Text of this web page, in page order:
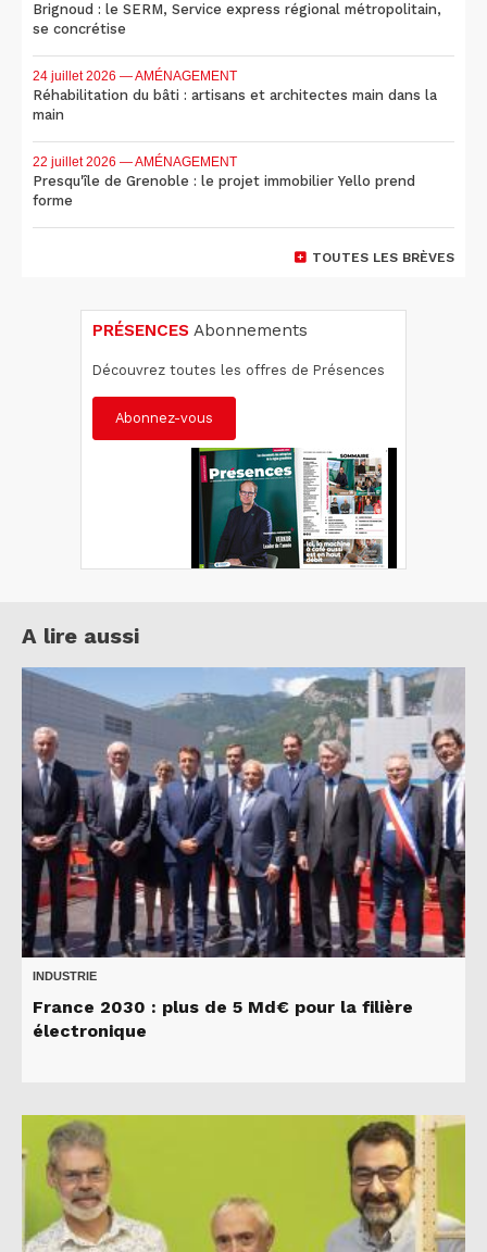
Brignoud : le SERM, Service express régional métropolitain,
se concrétise
24 juillet 2026 — AMÉNAGEMENT
Réhabilitation du bâti : artisans et architectes main dans la
main
22 juillet 2026 — AMÉNAGEMENT
Presqu'île de Grenoble : le projet immobilier Yello prend
forme
TOUTES LES BRÈVES
PRÉSENCES Abonnements
Découvrez toutes les offres de Présences
Abonnez-vous
A lire aussi
INDUSTRIE
France 2030 : plus de 5 Md€ pour la filière
électronique